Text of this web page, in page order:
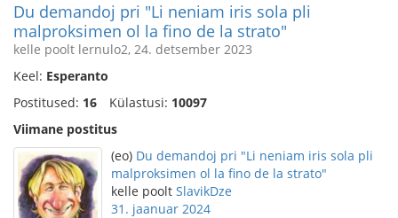
Du demandoj pri "Li neniam iris sola pli
malproksimen ol la fino de la strato"
kelle poolt lernulo2, 24. detsember 2023
Keel: Esperanto
Postitused: 16 Külastusi: 10097
Viimane postitus
(eo) Du demandoj pri "Li neniam iris sola pli
malproksimen ol la fino de la strato"
kelle poolt SlavikDze
31. jaanuar 2024